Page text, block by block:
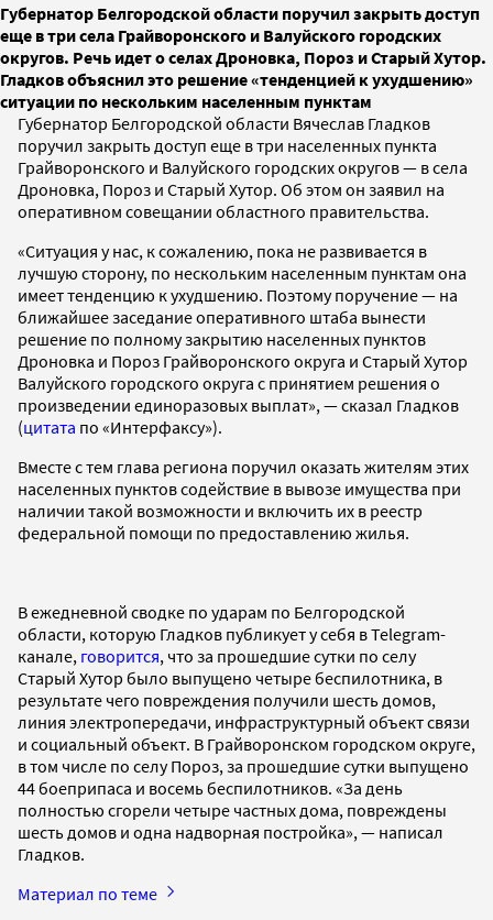
Губернатор Белгородской области поручил закрыть доступ
еще в три села Грайворонского и Валуйского городских
округов. Речь идет о селах Дроновка, Пороз и Старый Хутор.
Гладков объяснил это решение «тенденцией к ухудшению»
ситуации по нескольким населенным пунктам
Губернатор Белгородской области Вячеслав Гладков
поручил закрыть доступ еще в три населенных пункта
Грайворонского и Валуйского городских округов — в села
Дроновка, Пороз и Старый Хутор. Об этом он заявил на
оперативном совещании областного правительства.
«Ситуация у нас, к сожалению, пока не развивается в
лучшую сторону, по нескольким населенным пунктам она
имеет тенденцию к ухудшению. Поэтому поручение — на
ближайшее заседание оперативного штаба вынести
решение по полному закрытию населенных пунктов
Дроновка и Пороз Грайворонского округа и Старый Хутор
Валуйского городского округа с принятием решения о
произведении единоразовых выплат», — сказал Гладков
(цитата по «Интерфаксу»).
Вместе с тем глава региона поручил оказать жителям этих
населенных пунктов содействие в вывозе имущества при
наличии такой возможности и включить их в реестр
федеральной помощи по предоставлению жилья.
В ежедневной сводке по ударам по Белгородской
области, которую Гладков публикует у себя в Telegram-
канале, говорится, что за прошедшие сутки по селу
Старый Хутор было выпущено четыре беспилотника, в
результате чего повреждения получили шесть домов,
линия электропередачи, инфраструктурный объект связи
и социальный объект. В Грайворонском городском округе,
в том числе по селу Пороз, за прошедшие сутки выпущено
44 боеприпаса и восемь беспилотников. «За день
полностью сгорели четыре частных дома, повреждены
шесть домов и одна надворная постройка», — написал
Гладков.
Материал по теме